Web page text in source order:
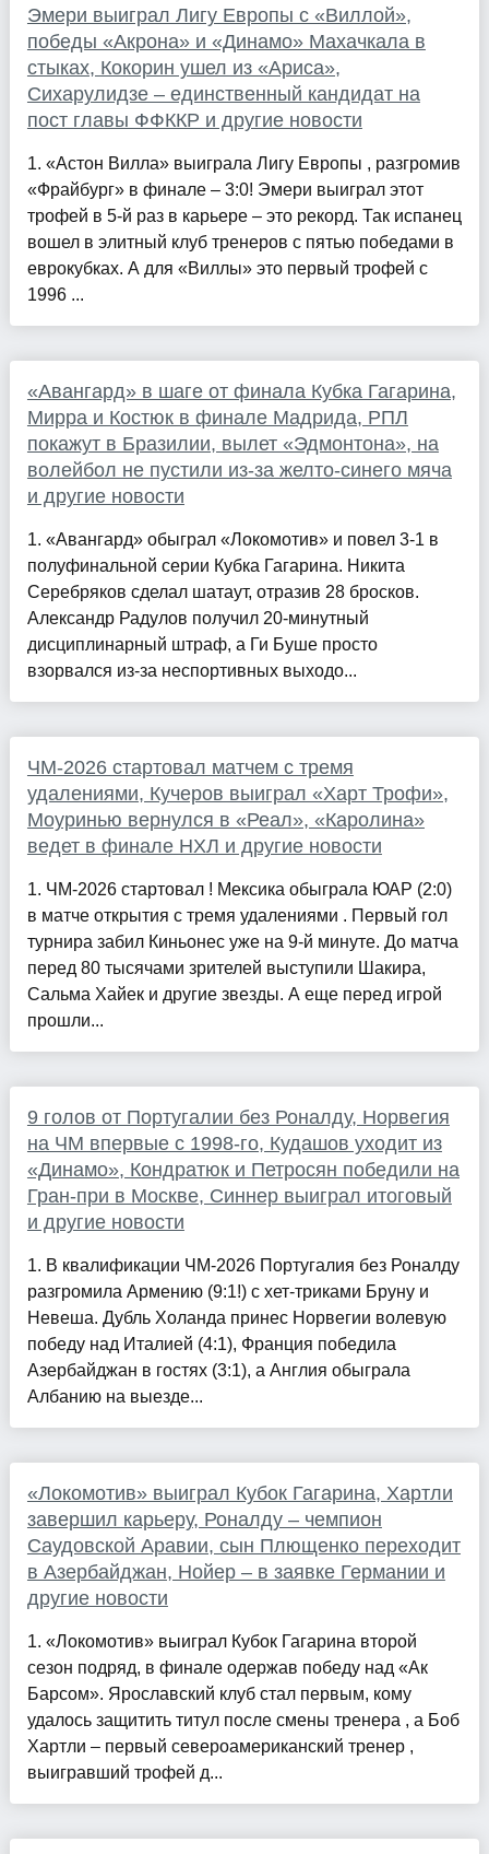
Эмери выиграл Лигу Европы с «Виллой»,
победы «Акрона» и «Динамо» Махачкала в
стыках, Кокорин ушел из «Ариса»,
Сихарулидзе – единственный кандидат на
пост главы ФФККР и другие новости
1. «Астон Вилла» выиграла Лигу Европы , разгромив
«Фрайбург» в финале – 3:0! Эмери выиграл этот
трофей в 5-й раз в карьере – это рекорд. Так испанец
вошел в элитный клуб тренеров с пятью победами в
еврокубках. А для «Виллы» это первый трофей с
1996 ...
«Авангард» в шаге от финала Кубка Гагарина,
Мирра и Костюк в финале Мадрида, РПЛ
покажут в Бразилии, вылет «Эдмонтона», на
волейбол не пустили из-за желто-синего мяча
и другие новости
1. «Авангард» обыграл «Локомотив» и повел 3-1 в
полуфинальной серии Кубка Гагарина. Никита
Серебряков сделал шатаут, отразив 28 бросков.
Александр Радулов получил 20-минутный
дисциплинарный штраф, а Ги Буше просто
взорвался из-за неспортивных выходо...
ЧМ-2026 стартовал матчем с тремя
удалениями, Кучеров выиграл «Харт Трофи»,
Моуринью вернулся в «Реал», «Каролина»
ведет в финале НХЛ и другие новости
1. ЧМ-2026 стартовал ! Мексика обыграла ЮАР (2:0)
в матче открытия с тремя удалениями . Первый гол
турнира забил Киньонес уже на 9-й минуте. До матча
перед 80 тысячами зрителей выступили Шакира,
Сальма Хайек и другие звезды. А еще перед игрой
прошли...
9 голов от Португалии без Роналду, Норвегия
на ЧМ впервые с 1998-го, Кудашов уходит из
«Динамо», Кондратюк и Петросян победили на
Гран-при в Москве, Синнер выиграл итоговый
и другие новости
1. В квалификации ЧМ-2026 Португалия без Роналду
разгромила Армению (9:1!) с хет-триками Бруну и
Невеша. Дубль Холанда принес Норвегии волевую
победу над Италией (4:1), Франция победила
Азербайджан в гостях (3:1), а Англия обыграла
Албанию на выезде...
«Локомотив» выиграл Кубок Гагарина, Хартли
завершил карьеру, Роналду – чемпион
Саудовской Аравии, сын Плющенко переходит
в Азербайджан, Нойер – в заявке Германии и
другие новости
1. «Локомотив» выиграл Кубок Гагарина второй
сезон подряд, в финале одержав победу над «Ак
Барсом». Ярославский клуб стал первым, кому
удалось защитить титул после смены тренера , а Боб
Хартли – первый североамериканский тренер ,
выигравший трофей д...